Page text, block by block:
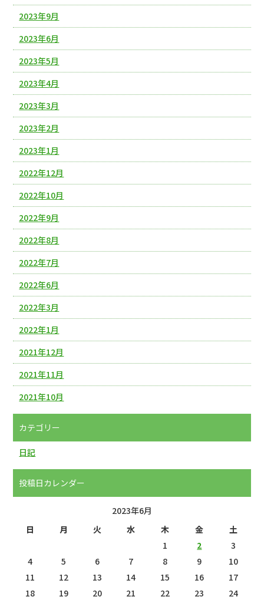
2023年9月
2023年6月
2023年5月
2023年4月
2023年3月
2023年2月
2023年1月
2022年12月
2022年10月
2022年9月
2022年8月
2022年7月
2022年6月
2022年3月
2022年1月
2021年12月
2021年11月
2021年10月
カテゴリー
日記
投稿日カレンダー
2023年6月
日
月 火 水 木 金
土
1
2
3
4
5 6 7 8 9
10
11
12 13 14 15 16
17
18
19 20 21 22 23 24